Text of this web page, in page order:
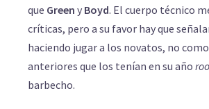
que Green y Boyd. El cuerpo técnico
críticas, pero a su favor hay que
haciendo jugar a los novatos, no
anteriores que los tenían en su año
barbecho.